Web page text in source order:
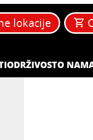
ODRŽIVOSTO
lokacije